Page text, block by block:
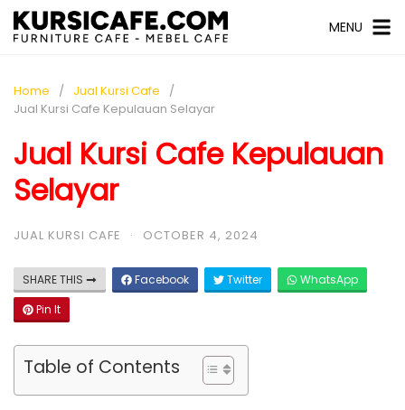
MENU
Home
Jual Kursi Cafe
Jual Kursi Cafe Kepulauan Selayar
Jual Kursi Cafe Kepulauan
Selayar
JUAL KURSI CAFE · OCTOBER 4, 2024
SHARE THIS Facebook Twitter
WhatsApp
Pin It
Table of Contents